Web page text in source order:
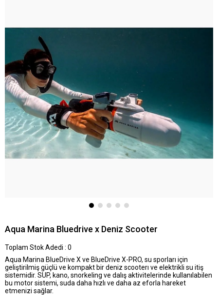
Aqua Marina Bluedrive x Deniz Scooter
Toplam Stok Adedi : 0
Aqua Marina BlueDrive X ve BlueDrive X-PRO, su sporları için
geliştirilmiş güçlü ve kompakt bir deniz scooterı ve elektrikli su itiş
sistemidir. SUP, kano, snorkeling ve dalış aktivitelerinde kullanılabilen
bu motor sistemi, suda daha hızlı ve daha az eforla hareket
etmenizi sağlar.